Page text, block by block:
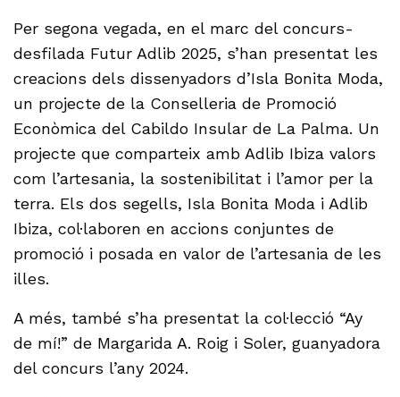
Per segona vegada, en el marc del concurs-
desfilada Futur Adlib 2025, s’han presentat les
creacions dels dissenyadors d’Isla Bonita Moda,
un projecte de la Conselleria de Promoció
Econòmica del Cabildo Insular de La Palma. Un
projecte que comparteix amb Adlib Ibiza valors
com l’artesania, la sostenibilitat i l’amor per la
terra. Els dos segells, Isla Bonita Moda i Adlib
Ibiza, col·laboren en accions conjuntes de
promoció i posada en valor de l’artesania de les
illes.
A més, també s’ha presentat la col·lecció “Ay
de mí!” de Margarida A. Roig i Soler, guanyadora
del concurs l’any 2024.